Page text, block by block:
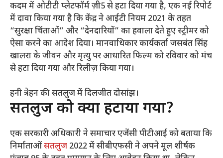
कदम में ओटीटी प्लेटफॉर्म ज़ी5 से हटा दिया गया है, एक नई रिपोर्ट
में दावा किया गया है कि केंद्र ने आईटी नियम 2021 के तहत
“सुरक्षा चिंताओं” और “देनदारियों” का हवाला देते हुए स्ट्रीमर को
ऐसा करने का आदेश दिया। मानवाधिकार कार्यकर्ता जसबंत सिंह
खालरा के जीवन और मृत्यु पर आधारित फिल्म को रविवार को मंच
से हटा दिया गया और रिलीज़ किया गया।
हनी त्रेहन की सतलुज में दिलजीत दोसांझ।
सतलुज को क्यों हटाया गया?
एक सरकारी अधिकारी ने समाचार एजेंसी पीटीआई को बताया कि
निर्माताओंसतलुज 2022 में सीबीएफसी ने अपने मूल शीर्षक